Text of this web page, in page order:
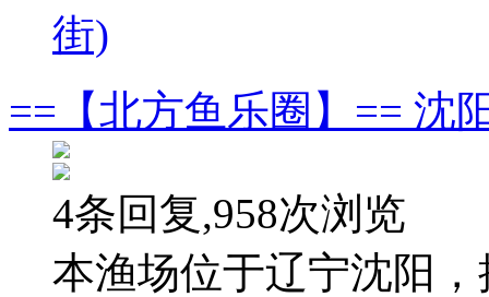
街)
==【北方鱼乐圈】== 沈
4条回复,958次浏览
本渔场位于辽宁沈阳